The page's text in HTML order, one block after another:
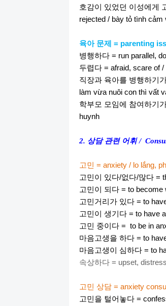
호감이
있었던 이성에게
rejected / bày tỏ tình
육아 문제
= parenting
병행하다= run parallel,
두렵다= afraid, scare of
직장과 육아를 병행하기
làm vừa nuôi con thì vất
학부모 모임에 참여하기
huynh
2. 상담 관련 어휘 /
고민 = anxiety / lo lắng,
고민이
있다/없다/많다=
고민이
되다= to become
고민거리가 있다= to
고민이
생기다= to have
고민 중이다= to be in
마음고생을 하다= to
마음고생이
심하다= to
속상하다= upset,
고민 상담= anxiety
고민을 털어놓다=